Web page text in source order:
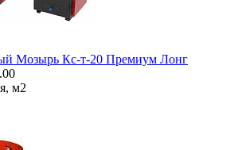
Мозырь Кc-т-20 Премиум Лонг
м2